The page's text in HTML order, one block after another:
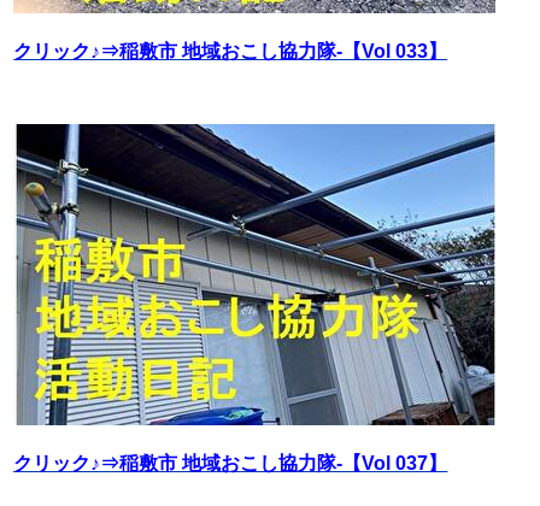
クリック♪⇒稲敷市 地域おこし協力隊‐【Vol 033】
クリック♪⇒稲敷市 地域おこし協力隊‐【Vol 037】